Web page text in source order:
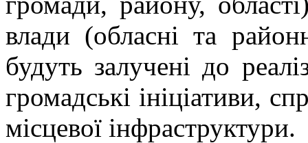
влади (обласні та
будуть залучені до
громадські ініціативи,
місцевої інфраструктури.